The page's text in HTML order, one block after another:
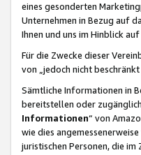
eines gesonderten
Unternehmen in Bezug auf
Ihnen und uns im Hinblick
Für die Zwecke dieser
von „jedoch nicht beschränkt
Sämtliche Informationen in
bereitstellen oder
Informationen“ von
wie dies
juristischen Personen, die